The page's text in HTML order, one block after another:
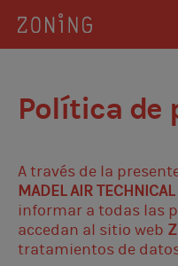
Política de
A través de la
MADEL AIR
informar a todas las
accedan al sitio web
tratamientos de